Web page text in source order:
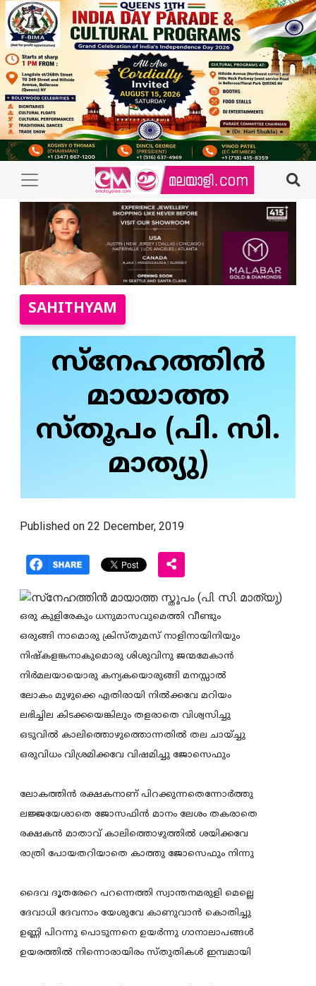
SAHITHYAM
സ്‌നേഹത്തിന്‍
മായാത്ത
സ്തൂപം (പി. സി.
മാത്യു)
Published on 22 December, 2019
ഒരു കുളിരേകും ധനുമാസവുമെത്തി വീണ്ടും
ഒരുങ്ങി നാമൊരു ക്രിസ്തുമസ് നാളിനായിനിയും
നിഷ്കളങ്കനാകുമൊരു ശിശുവിനു ജന്മമേകാന്‍
നിര്‍മലയായൊരു കന്യകയൊരുങ്ങി മനസ്സാല്‍
ലോകം മുഴുക്കെ എതിരായി നില്‍ക്കവേ മറിയം
ലഭിച്ചില കിടക്കയെങ്കിലും തളരാതെ വിശ്വസിച്ചു
ഒടുവില്‍ കാലിത്തൊഴുത്തൊന്നതില്‍ തല ചായ്ച്ചു
ഒരുവിധം വിശ്രമിക്കവേ വിഷമിച്ചു ജോസെഫും
ലോകത്തിന്‍ രക്ഷകനാണ് പിറക്കുന്നതെന്നോര്‍ത്തു
ലജ്ജയേശാതെ ജോസഫിന്‍ മാനം ലേശം തകരാതെ
രക്ഷകന്‍ മാതാവ് കാലിത്തൊഴുത്തില്‍ ശയിക്കവേ
രാത്രി പോയതറിയാതെ കാത്തു ജോസെഫും നിന്നു
ദൈവ ദൂതരേറെ പറന്നെത്തി സ്വാന്തനമരുളി മെല്ലെ
ദേവാധി ദേവനാം യേശുവേ കാണുവാന്‍ കൊതിച്ചു
ഉണ്ണി പിറന്നു പൊടുന്നനെ ഉയര്‍ന്നു ഗാനാലാപങ്ങള്‍
ഉയരത്തില്‍ നിന്നൊരായിരം സ്തുതികള്‍ ഇമ്പമായി